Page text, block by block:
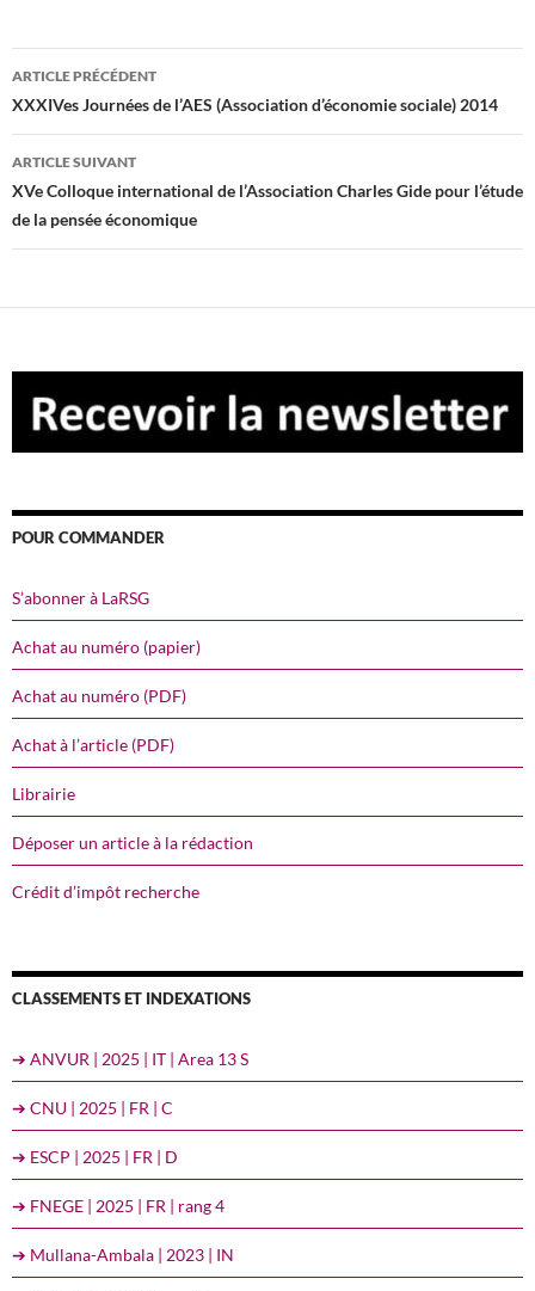
Navigation
des
articles
ARTICLE PRÉCÉDENT
XXXIVes Journées de l’AES (Association d’économie sociale) 2014
ARTICLE SUIVANT
XVe Colloque international de l’Association Charles Gide pour l’étude
de la pensée économique
POUR COMMANDER
S’abonner à LaRSG
Achat au numéro (papier)
Achat au numéro (PDF)
Achat à l’article (PDF)
Librairie
Déposer un article à la rédaction
Crédit d’impôt recherche
CLASSEMENTS ET INDEXATIONS
➔ ANVUR | 2025 | IT | Area 13 S
➔ CNU | 2025 | FR | C
➔ ESCP | 2025 | FR | D
➔ FNEGE | 2025 | FR | rang 4
➔ Mullana-Ambala | 2023 | IN